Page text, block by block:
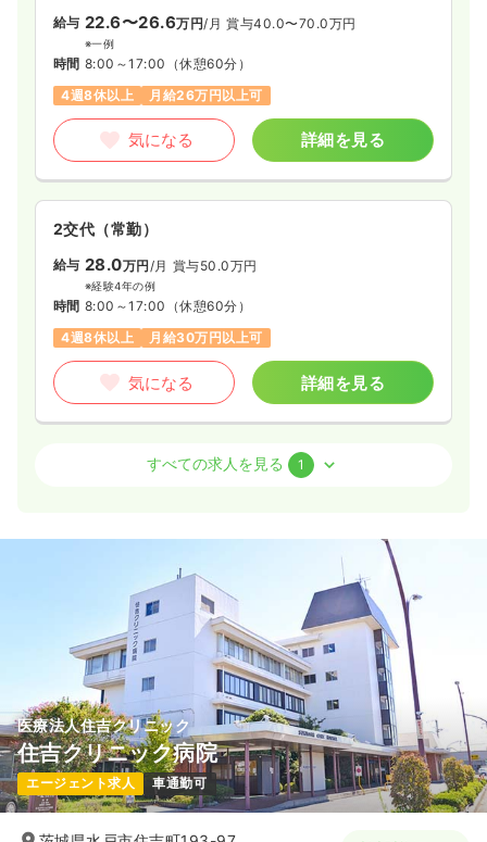
給与 22.6〜26.6万円/月 賞与40.0〜70.0万円
※一例
時間 8:00～17:00 （休憩60分）
4週8休以上
月給26万円以上可
気になる 詳細を見る
2交代（常勤）
給与 28.0万円 /月 賞与50.0万円
※経験4年の例
時間 8:00～17:00 （休憩60分）
4週8休以上
月給30万円以上可
気になる 詳細を見る
8:30～17:30（休憩60分）
4週8休以上 月給26万円以上可
気になる 詳細を見る
すべての求人を見る 1
医療法人住吉クリニック
住吉クリニック病院
エージェント求人 車通勤可